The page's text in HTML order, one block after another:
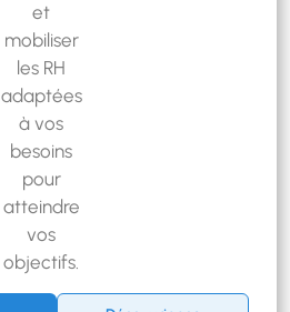
et
mobiliser
les RH
adaptées
à vos
besoins
pour
atteindre
vos
objectifs.